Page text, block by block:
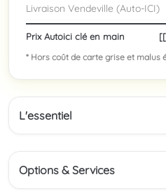
Livraison Vendeville (Auto-ICI)
Prix Autoici clé en main
* Hors coût de carte grise et malus
L'essentiel
Options & Services